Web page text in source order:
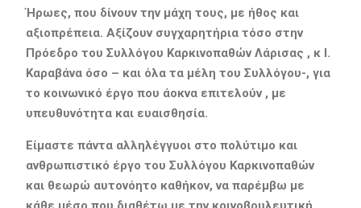
Ήρωες, που δίνουν την μάχη τους, με ήθος και
αξιοπρέπεια. Αξίζουν συγχαρητήρια τόσο στην
Πρόεδρο του Συλλόγου Καρκινοπαθών Λάρισας , κ Ι.
Καραβάνα όσο – και όλα τα μέλη του Συλλόγου-, για
το κοινωνικό έργο που άοκνα επιτελούν , με
υπευθυνότητα και ευαισθησία.
Είμαστε πάντα αλληλέγγυοι στο πολύτιμο και
ανθρωπιστικό έργο του Συλλόγου Καρκινοπαθών
και θεωρώ αυτονόητο καθήκον, να παρέμβω με